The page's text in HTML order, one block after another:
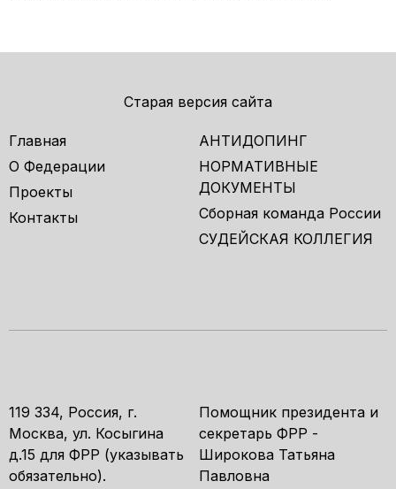
Старая версия сайта
Главная
О Федерации
Проекты
Контакты
АНТИДОПИНГ
НОРМАТИВНЫЕ
ДОКУМЕНТЫ
Сборная команда России
СУДЕЙСКАЯ КОЛЛЕГИЯ
119 334, Россия, г.
Москва, ул. Косыгина
д.15 для ФРР (указывать
обязательно).
Помощник президента и
секретарь ФРР -
Широкова Татьяна
Павловна